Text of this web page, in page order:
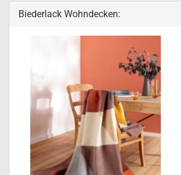
Biederlack Wohndecken: